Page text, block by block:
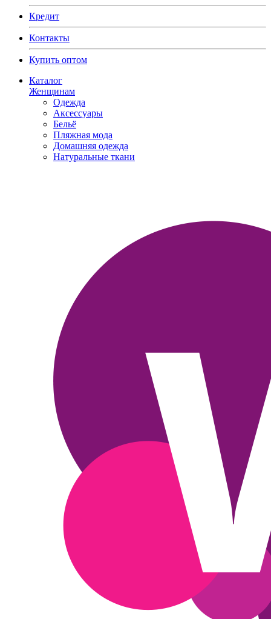
Кредит
Контакты
Купить оптом
Каталог
Женщинам
Одежда
Аксессуары
Бельё
Пляжная мода
Домашняя одежда
Натуральные ткани